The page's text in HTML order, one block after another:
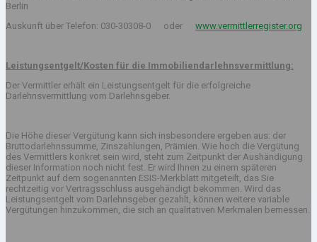
Berlin
Auskunft über Telefon: 030-30308-0 oder www.vermittlerregister.org
Leistungsentgelt/Kosten für die Immobiliendarlehnsvermittlung:
Der Vermittler erhält ein Leistungsentgelt für die erfolgreiche
Darlehnsvermittlung vom Darlehnsgeber.
Die Höhe dieser Vergütung kann sich insbesondere ergeben aus: der
Bruttodarlehnssumme, Zinszahlungen, Prämien. Wie hoch die Vergütung
des Vermittlers konkret sein wird, steht zum Zeitpunkt der Aushändigung
dieser Information noch nicht fest. Er wird Ihnen zu einem späteren
Zeitpunkt auf dem sogenannten ESIS-Merkblatt mitgeteilt, das Sie
rechtzeitig vor Vertragsschluss ausgehändigt bekommen. Wird das
Leistungsentgelt vom Darlehnsgeber gezahlt, können weitere variable
Vergütungen hinzukommen, die sich an qualitativen Merkmalen bemessen.